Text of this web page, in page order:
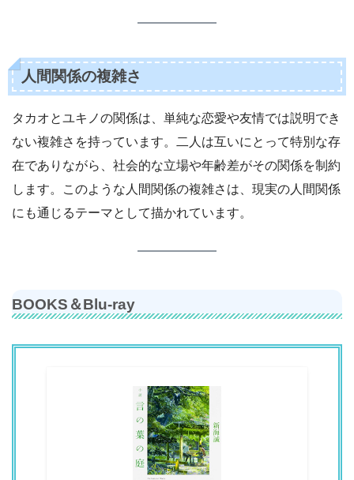
人間関係の複雑さ
タカオとユキノの関係は、単純な恋愛や友情では説明でき
ない複雑さを持っています。二人は互いにとって特別な存
在でありながら、社会的な立場や年齢差がその関係を制約
します。このような人間関係の複雑さは、現実の人間関係
にも通じるテーマとして描かれています。
BOOKS＆Blu-ray